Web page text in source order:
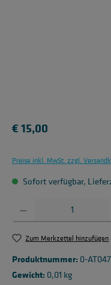
Regulärer Preis:
€ 15,00
Preise inkl. MwSt. zzgl.
Sofort verfügbar,
Produkt Anzahl: Gib den
Zum Merkzettel hinzufügen
Produktnummer: 0-AT047
Gewicht: 0,01 kg